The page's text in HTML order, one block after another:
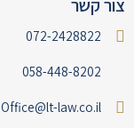
צור קשר
072-2428822
058-448-8202
Office@lt-law.co.il